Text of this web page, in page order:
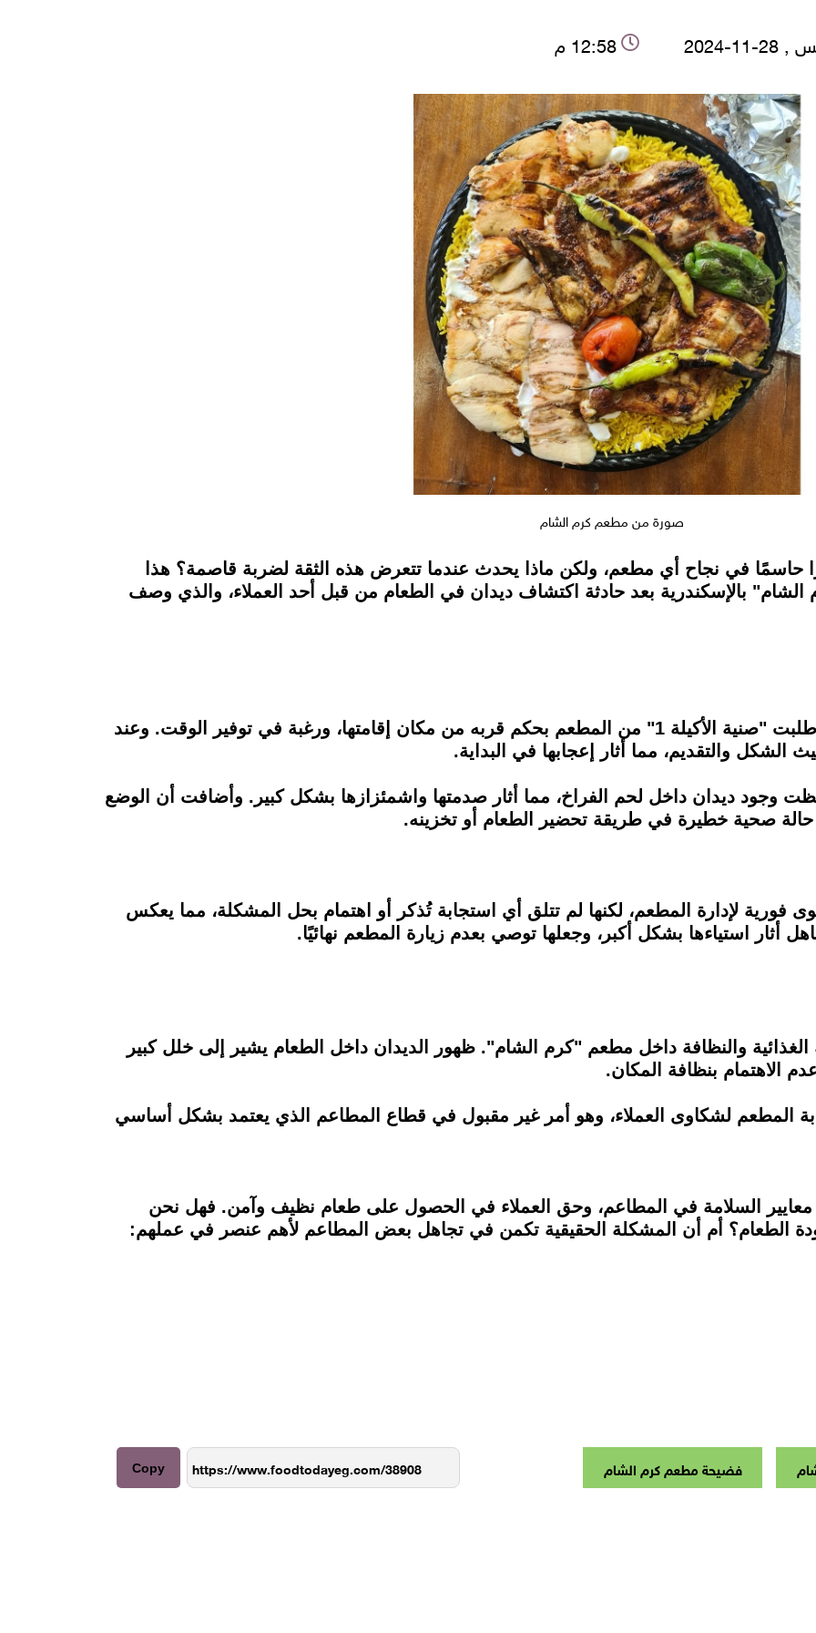
2024 12:58 م
صورة من مطعم كرم الشام
حاسمًا في نجاح أي مطعم، ولكن ماذا يحدث عندما تتعرض هذه الثقة لضربة قاصمة؟ هذا
بالإسكندرية بعد حادثة اكتشاف ديدان في الطعام من قبل أحد العملاء، والذي وصف
سردت العميلة تفاصيل تجربتها قائلة إنها طلبت "صنية الأكيلة 1" من المطعم بحكم قربه من مكان إقامتها، ورغبة في توفير الوقت. وعند
الشكل والتقديم، مما أثار إعجابها في البداية.
وجود ديدان داخل لحم الفراخ، مما أثار صدمتها واشمئزازها بشكل كبير. وأضافت أن الوضع
حالة صحية خطيرة في طريقة تحضير الطعام أو تخزينه.
فورية لإدارة المطعم، لكنها لم تتلق أي استجابة تُذكر أو اهتمام بحل المشكلة، مما يعكس
أثار استياءها بشكل أكبر، وجعلها توصي بعدم زيارة المطعم نهائيًا.
الغذائية والنظافة داخل مطعم "كرم الشام". ظهور الديدان داخل الطعام يشير إلى خلل كبير
الاهتمام بنظافة المكان.
لشكاوى العملاء، وهو أمر غير مقبول في قطاع المطاعم الذي يعتمد بشكل أساسي
معايير السلامة في المطاعم، وحق العملاء في الحصول على طعام نظيف وآمن. فهل نحن
الطعام؟ أم أن المشكلة الحقيقية تكمن في تجاهل بعض المطاعم لأهم عنصر في عملهم:
فضيحة مطعم كرم الشام Copy